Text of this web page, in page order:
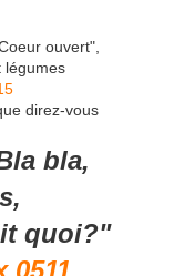
ouvert",
légumes
direz-vous
bla,
quoi?"